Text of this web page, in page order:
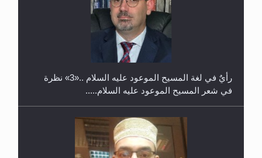
معرض القرآن الكريم لمدة ثلاثين يوما في مكتبة مدينة
ريهيماكي في فنلند
**الحصن الحصين من وساوس المعارضين ...**...